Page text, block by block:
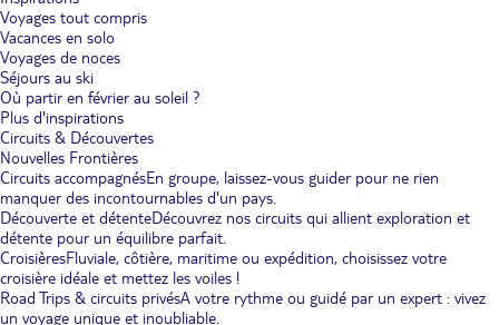
Voyages tout compris
Vacances en solo
Voyages de noces
Séjours au ski
Où partir en février au soleil ?
Plus d'inspirations
Circuits & Découvertes
Nouvelles Frontières
Circuits accompagnésEn groupe, laissez-vous guider pour ne rien
manquer des incontournables d'un pays.
Découverte et détenteDécouvrez nos circuits qui allient exploration et
détente pour un équilibre parfait.
CroisièresFluviale, côtière, maritime ou expédition, choisissez votre
croisière idéale et mettez les voiles !
Road Trips & circuits privésA votre rythme ou guidé par un expert : vivez
un voyage unique et inoubliable.